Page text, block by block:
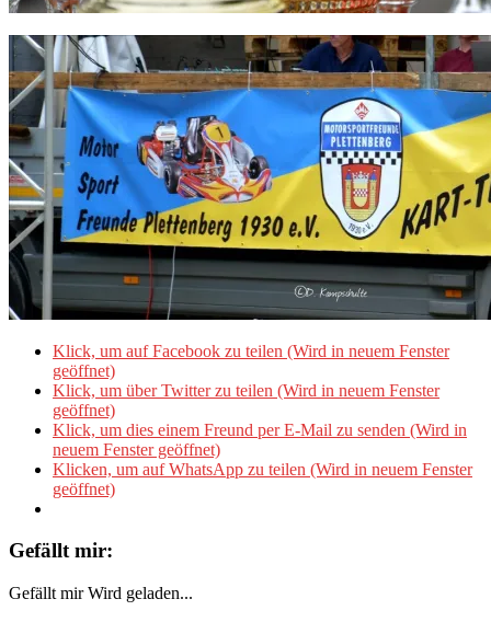
Klick, um auf Facebook zu teilen (Wird in neuem Fenster
geöffnet)
Klick, um über Twitter zu teilen (Wird in neuem Fenster
geöffnet)
Klick, um dies einem Freund per E-Mail zu senden (Wird in
neuem Fenster geöffnet)
Klicken, um auf WhatsApp zu teilen (Wird in neuem Fenster
geöffnet)
Gefällt mir:
Gefällt mir Wird geladen...